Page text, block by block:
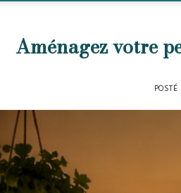
Aménagez votre